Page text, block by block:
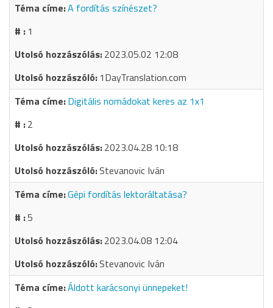
A fordítás színészet?
1
2023.05.02 12:08
1DayTranslation.com
Digitális nomádokat keres az 1x1
2
2023.04.28 10:18
Stevanovic Iván
Gépi fordítás lektoráltatása?
5
2023.04.08 12:04
Stevanovic Iván
Áldott karácsonyi ünnepeket!